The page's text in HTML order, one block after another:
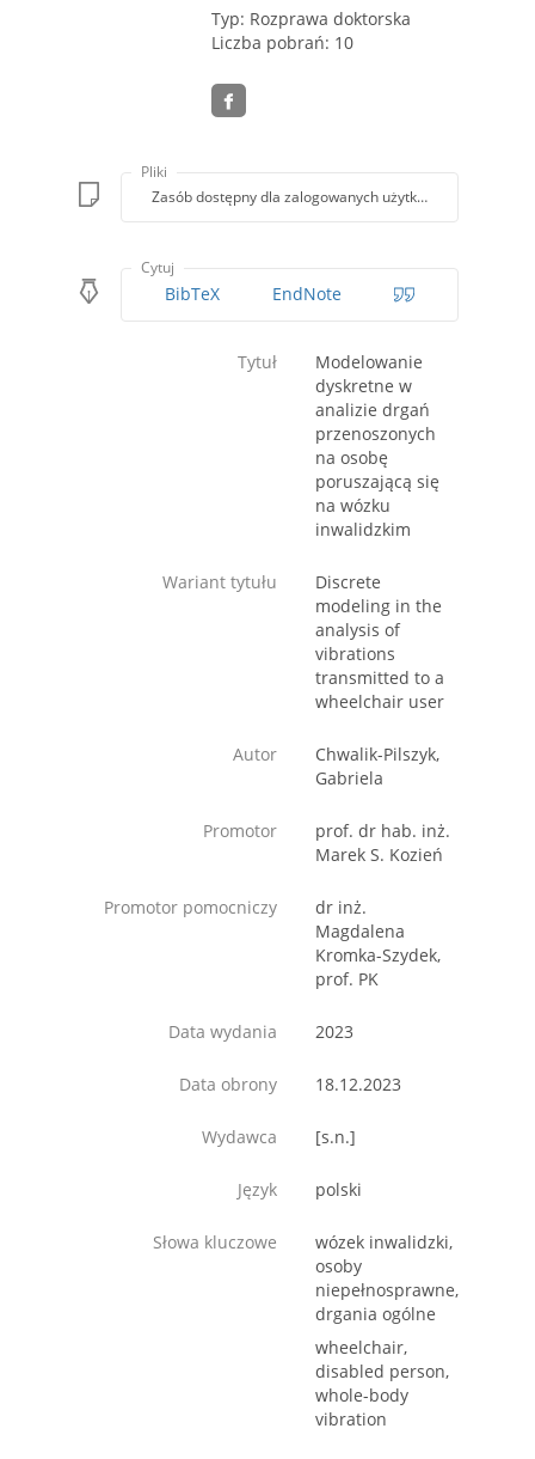
Typ: Rozprawa doktorska
Liczba pobrań: 10
Pliki
Zasób dostępny dla zalogowanych użytkowników lub z
Cytuj
BibTeX EndNote
Tytuł
Modelowanie
dyskretne w
analizie drgań
przenoszonych
na osobę
poruszającą się
na wózku
inwalidzkim
Wariant tytułu
Discrete
modeling in the
analysis of
vibrations
transmitted to a
wheelchair user
Autor
Chwalik-Pilszyk,
Gabriela
Promotor
prof. dr hab. inż.
Marek S. Kozień
Promotor pomocniczy
dr inż.
Magdalena
Kromka-Szydek,
prof. PK
Data wydania 2023
Data obrony 18.12.2023
Wydawca [s.n.]
Język polski
Słowa kluczowe
wózek inwalidzki,
osoby
niepełnosprawne,
drgania ogólne
wheelchair,
disabled person,
whole-body
vibration